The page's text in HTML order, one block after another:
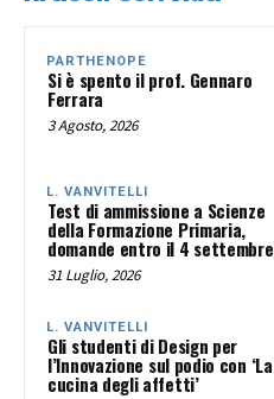
PARTHENOPE
Si è spento il prof. Gennaro
Ferrara
3 Agosto, 2026
L. VANVITELLI
Test di ammissione a Scienze
della Formazione Primaria,
domande entro il 4 settembre
31 Luglio, 2026
L. VANVITELLI
Gli studenti di Design per
l’Innovazione sul podio con ‘La
cucina degli affetti’